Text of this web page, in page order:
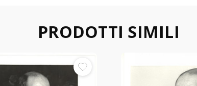
PRODOTTI SIMILI